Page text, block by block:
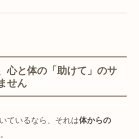
心と体の「助けて」のサ
せん
ているなら、それは体からの